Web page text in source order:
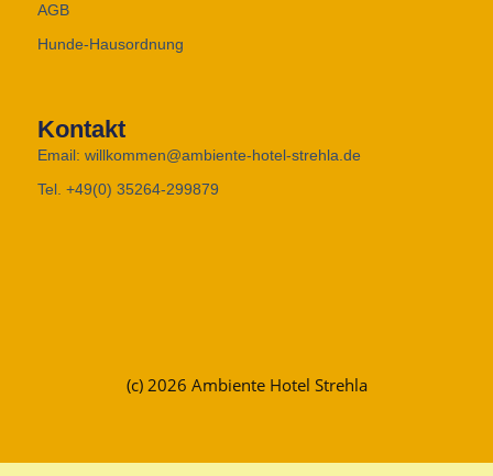
AGB
Hunde-Hausordnung
Kontakt
Email: willkommen@ambiente-hotel-strehla.de
Tel. +49(0) 35264-299879
(c) 2026 Ambiente Hotel Strehla